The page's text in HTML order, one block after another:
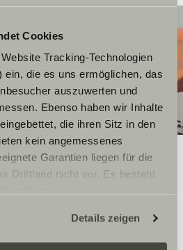
Cookies
Tracking-Technologien
ein, die es uns ermöglichen, das
auszuwerten und
Ebenso haben wir Inhalte
die ihren Sitz in den
kein angemessenes
Garantien liegen für die
Drittland nicht vor. Es besteht
können Daten für
und mit anderen Daten
Details zeigen